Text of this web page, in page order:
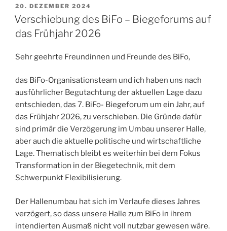
VERÖFFENTLICHT
AM
20. DEZEMBER 2024
Verschiebung des BiFo – Biegeforums auf
das Frühjahr 2026
Sehr geehrte Freundinnen und Freunde des BiFo,
das BiFo-Organisationsteam und ich haben uns nach
ausführlicher Begutachtung der aktuellen Lage dazu
entschieden, das 7. BiFo- Biegeforum um ein Jahr, auf
das Frühjahr 2026, zu verschieben. Die Gründe dafür
sind primär die Verzögerung im Umbau unserer Halle,
aber auch die aktuelle politische und wirtschaftliche
Lage. Thematisch bleibt es weiterhin bei dem Fokus
Transformation in der Biegetechnik, mit dem
Schwerpunkt Flexibilisierung.
Der Hallenumbau hat sich im Verlaufe dieses Jahres
verzögert, so dass unsere Halle zum BiFo in ihrem
intendierten Ausmaß nicht voll nutzbar gewesen wäre.